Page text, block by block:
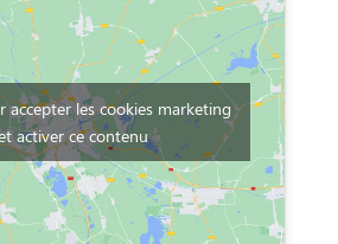
accepter les cookies marketing
activer ce contenu